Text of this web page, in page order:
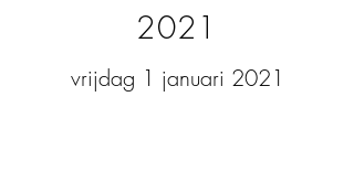
2021
vrijdag 1 januari 2021